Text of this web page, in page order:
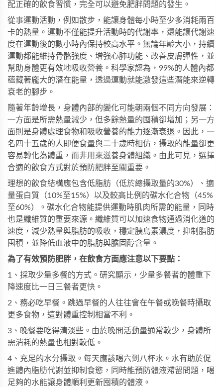
配正確的飲食習慣，完全可以避免肥胖問題的發生。
從事運動活動，例如散步，能讓身體每小時至少多消耗兩百
卡的熱量。運動不僅能提升活動時的代謝率，還能讓代謝速
度在運動後的數小時內保持較高水平。無論年齡大小，持續
運動都能維持骨骼強度、增強心肺功能、改善皮膚彈性，並
幫助身體更有效地吸收營養。科學家認為，99%的人體內都
蘊藏著龐大的潛在能量，透過運動就能激發這些潛能來逆轉
衰老的腳步。
隨著年齡增長，身體內部的變化可能朝兩個不同方向發展：
一方面是所需熱量減少，但多餘熱量的囤積卻增加；另一方
面則是身體處理食物和吸收營養的能力逐漸衰退。因此，一
名四十五歲的人即便食量與二十歲時相仿，攝取的能量卻更
容易轉化為體重，而非用來滋養身體組織。由此可見，選擇
合適的飲食方式對於預防肥胖至關重要。
理想的飲食結構應包含低脂肪（低於總攝取量的30%）、適
量蛋白質（10%至15%）以及較高比例的碳水化合物（45%
至60%）。碳水化合物能提供運動時肌肉所需的能量，同時
也是纖維質的重要來源。纖維質可以加速食物通過消化道的
速度，減少熱量與脂肪的吸收，穩定胰島素濃度，抑制脂肪
囤積，並降低血液中的脂肪與膽固醇含量。
為了有效預防肥胖，在飲食方面應注意以下要點：
1、採取少量多餐的方式。研究顯示，少量多餐者的體重下
降速度比一日三餐者更快。
2、務必吃早餐。跳過早餐的人往往會在午餐或晚餐時攝取
更多食物，這對體重控制相當不利。
3、晚餐要吃得清淡些。由於晚間活動量通常較少，身體所
需消耗的熱量也相對較低。
4、充足的水分攝取。每天應該喝六到八杯水。水有助於促
進體內脂肪代謝並抑制食慾，同時能預防體液滯留問題，喝
足夠的水能讓身體順利更新囤積的體液。